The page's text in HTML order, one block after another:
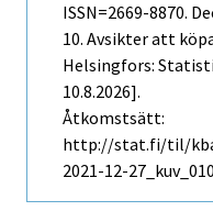
ISSN=2669-8870.
10. Avsikter att
Helsingfors:
10.8.2026].
Åtkomstsätt:
http://stat.fi/til/
2021-12-